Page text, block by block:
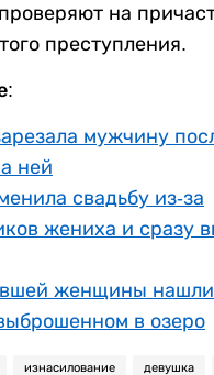
на
преступления.
мужчину
ней
свадьбу из-за
жениха и сразу
женщины
в озеро
изнасилование девушка